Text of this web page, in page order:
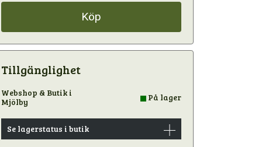
Köp
Tillgänglighet
Webshop & Butik i
Mjölby
På lager
Se lagerstatus i butik